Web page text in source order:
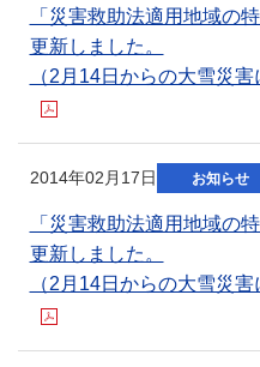
「災害救助法適用地域の
更新しました。
（2月14日からの大雪災害
2014年02月17日 お知らせ
「災害救助法適用地域の
更新しました。
（2月14日からの大雪災害
新規ウィンドウを開きます